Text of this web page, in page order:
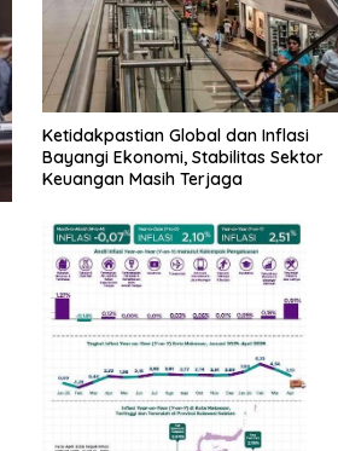
Ketidakpastian Global dan Inflasi
Bayangi Ekonomi, Stabilitas Sektor
Keuangan Masih Terjaga